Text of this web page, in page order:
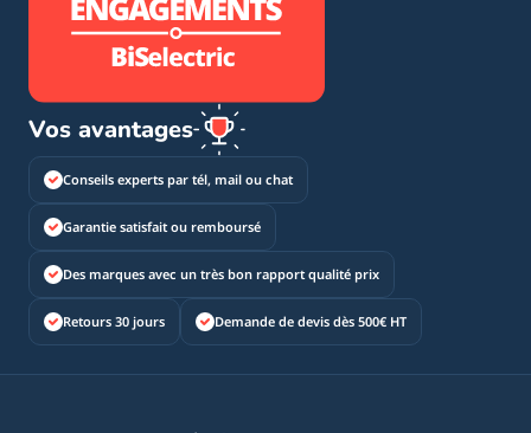
Vos avantages
Conseils experts par tél, mail ou chat
Garantie satisfait ou remboursé
Des marques avec un très bon rapport qualité prix
Retours 30 jours Demande de devis dès 500€ HT